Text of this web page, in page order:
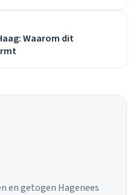
Waarom dit
en getogen Hagenees